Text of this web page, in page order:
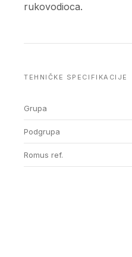
rukovodioca.
TEHNIČKE SPECIFIKACIJE
Grupa
Podgrupa
Romus ref.